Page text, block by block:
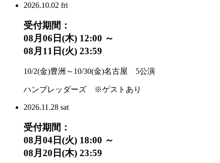
2026.10.02 fri
受付期間：
08月06日(木) 12:00 ～
08月11日(火) 23:59
10/2(金)豊洲～10/30(金)名古屋 5公演
ハンブレッダーズ ※ゲストあり
2026.11.28 sat
受付期間：
08月04日(火) 18:00 ～
08月20日(木) 23:59